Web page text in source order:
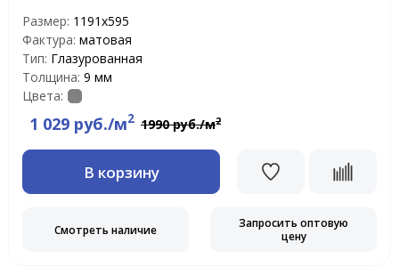
Размер: 1191x595
Фактура: матовая
Тип: Глазурованная
Толщина: 9 мм
Цвета:
1 029 руб./м2 1990 руб./м2
В корзину
Смотреть наличие
Запросить оптовую
цену